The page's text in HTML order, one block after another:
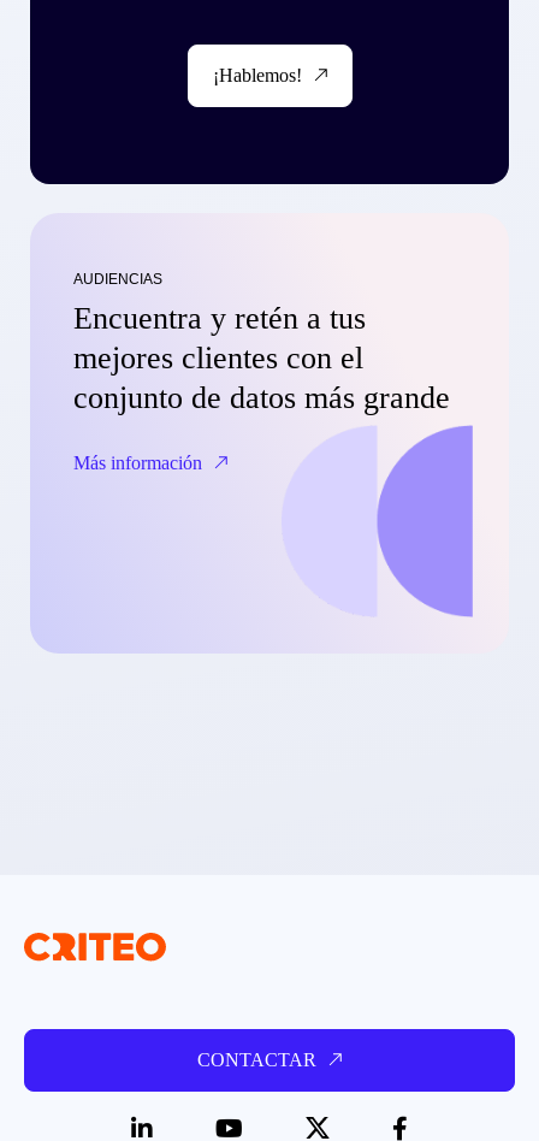
¡Hablemos!
AUDIENCIAS
Encuentra y retén a tus
mejores clientes con el
conjunto de datos más grande
Más información
CONTACTAR